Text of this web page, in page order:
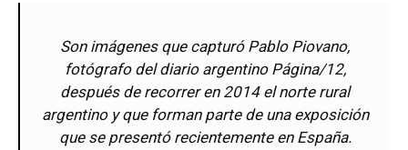
Son imágenes que capturó Pablo Piovano,
fotógrafo del diario argentino Página/12,
después de recorrer en 2014 el norte rural
argentino y que forman parte de una exposición
que se presentó recientemente en España.